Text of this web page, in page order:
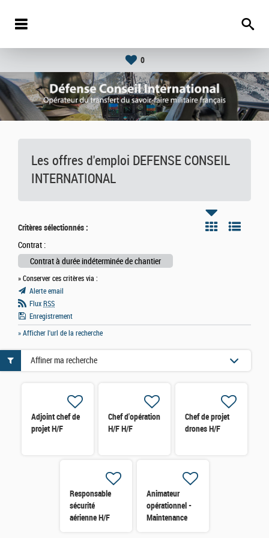
0
Les offres d'emploi DEFENSE CONSEIL
INTERNATIONAL
Critères sélectionnés :
Contrat :
Contrat à durée indéterminée de chantier
» Conserver ces critères via :
Alerte email
Flux RSS
Enregistrement
» Afficher l'url de la recherche
Adjoint chef de
projet H/F
Chef d'opération
H/F H/F
Chef de projet
drones H/F
Responsable
sécurité
aérienne H/F
Animateur
opérationnel -
Maintenance
Affiner ma recherche